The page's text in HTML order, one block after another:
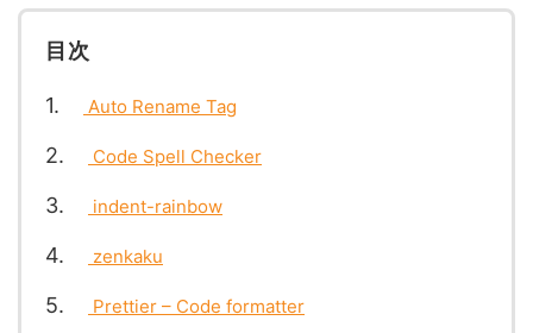
目次
1 Auto Rename Tag
2 Code Spell Checker
3 indent-rainbow
4 zenkaku
5 Prettier – Code formatter